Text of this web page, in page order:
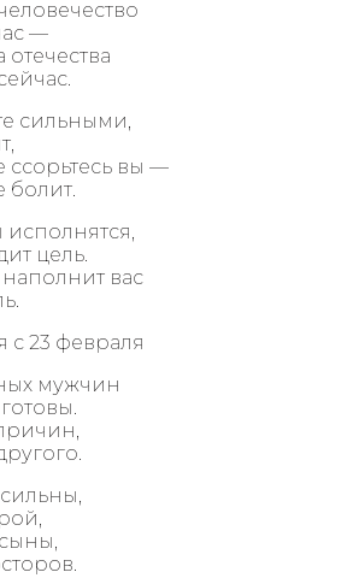
—
сильными,
вы —
болит.
исполнятся,
цель.
вас
мужчин